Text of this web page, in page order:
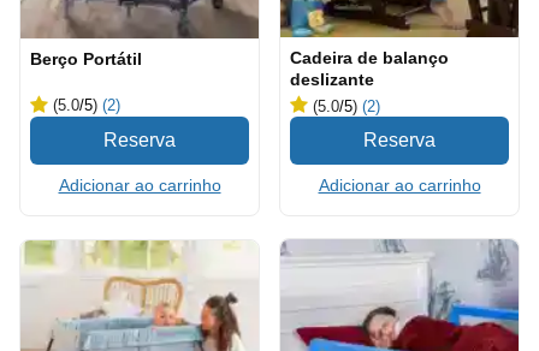
Berço Portátil
(5.0/5) (2)
Adicionar ao carrinho
Cadeira de balanço
deslizante
(5.0/5) (2)
Adicionar ao carrinho